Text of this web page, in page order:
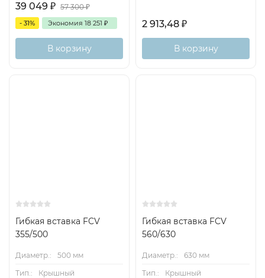
39 049 ₽ 57 300₽
- 31% Экономия 18 251 ₽
В корзину
2 913,48 ₽
В корзину
Гибкая вставка FCV
355/500
Диаметр.:
500 мм
Тип.:
Крышный
Гибкая вставка FCV
560/630
Диаметр.:
630 мм
Тип.:
Крышный